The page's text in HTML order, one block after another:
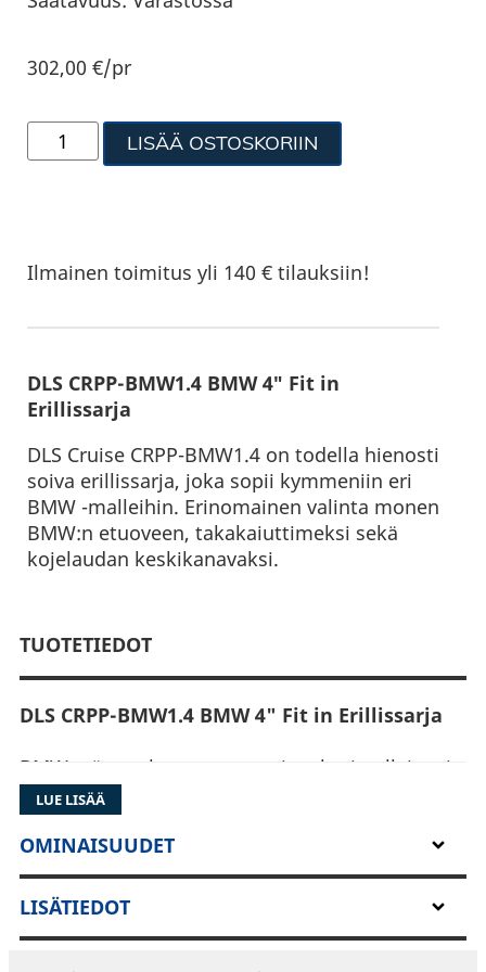
302,00€/pr
LISÄÄ OSTOSKORIIN
Ilmainen toimitus yli 140 € tilauksiin!
DLS CRPP-BMW1.4 BMW 4″ Fit in
Erillissarja
DLS Cruise CRPP-BMW1.4 on todella hienosti
soiva erillissarja, joka sopii kymmeniin eri
BMW -malleihin. Erinomainen valinta monen
BMW:n etuoveen, takakaiuttimeksi sekä
kojelaudan keskikanavaksi.
TUOTETIEDOT
DLS CRPP-BMW1.4 BMW 4" Fit in Erillissarja
BMW:stä on olemassa samoista korimalleista ja
samoista vuosimalleista erittäin montaa eri
versiota tehdasasennettujen kaiutinsettien
osalta. Auton etuovessa voi olla eri kaiuttimet
mitä takaovessa, hattuhyllyllä, sivupaneelissa
tai kojelaudan keskikaiuttimena. Ennen
asennusta suosittelemme tarkistamaan oman
auton kaiuttimet.
LUE LISÄÄ
OMINAISUUDET
LISÄTIEDOT